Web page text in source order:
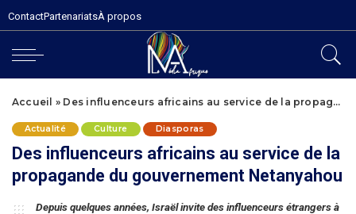
ContactPartenariatsÀ propos
Accueil » Des influenceurs africains au service de la propagande du gouvernement Netanyahou
Actualité Culture Diasporas
Des influenceurs africains au service de la
propagande du gouvernement Netanyahou
Depuis quelques années, Israël invite des influenceurs étrangers à